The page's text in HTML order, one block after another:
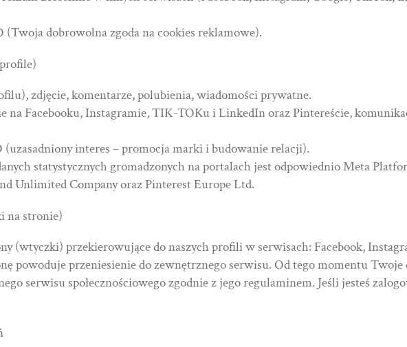
(Twoja dobrowolna zgoda na cookies reklamowe).
zdjęcie, komentarze, polubienia, wiadomości prywatne.
na Facebooku, Instagramie, TIK-TOKu i LinkedIn oraz Pintereście,
(uzasadniony interes – promocja marki i budowanie relacji).
statystycznych gromadzonych na portalach jest odpowiednio Meta
Unlimited Company oraz Pinterest Europe Ltd.
na stronie)
(wtyczki) przekierowujące do naszych profili w serwisach: Facebook,
powoduje przeniesienie do zewnętrznego serwisu. Od tego momentu
serwisu społecznościowego zgodnie z jego regulaminem. Jeśli jesteś